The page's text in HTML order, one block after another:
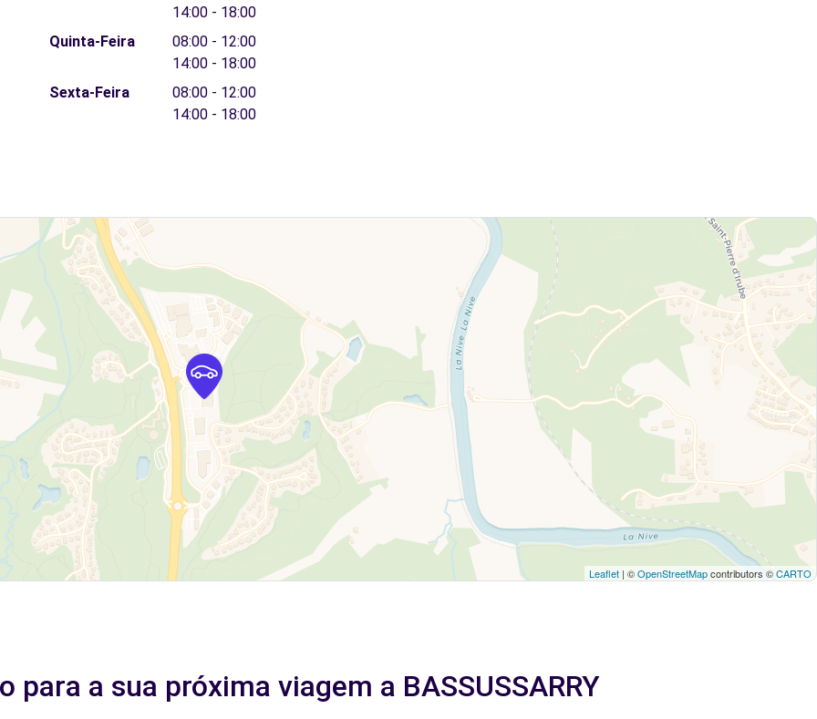
14:00 - 18:00
Quinta-Feira
08:00 - 12:00
14:00 - 18:00
Sexta-Feira
08:00 - 12:00
14:00 - 18:00
Leaflet | ©OpenStreetMapcontributors ©CARTO
para a sua próxima viagem a BASSUSSARRY